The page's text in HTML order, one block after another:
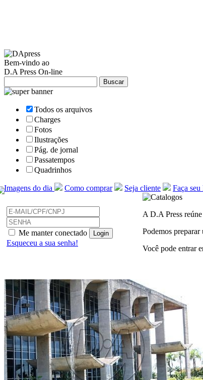
Bem-vindo ao
D.A Press On-line
Todos os arquivos
Charges
Fotos
Ilustrações
Pág. de jornal
Passatempos
Quadrinhos
Imagens do dia Como comprar Seja cliente Faça
Me manter conectado
Esqueceu a sua senha!
A D.A Press
Podemos
Você pode entrar